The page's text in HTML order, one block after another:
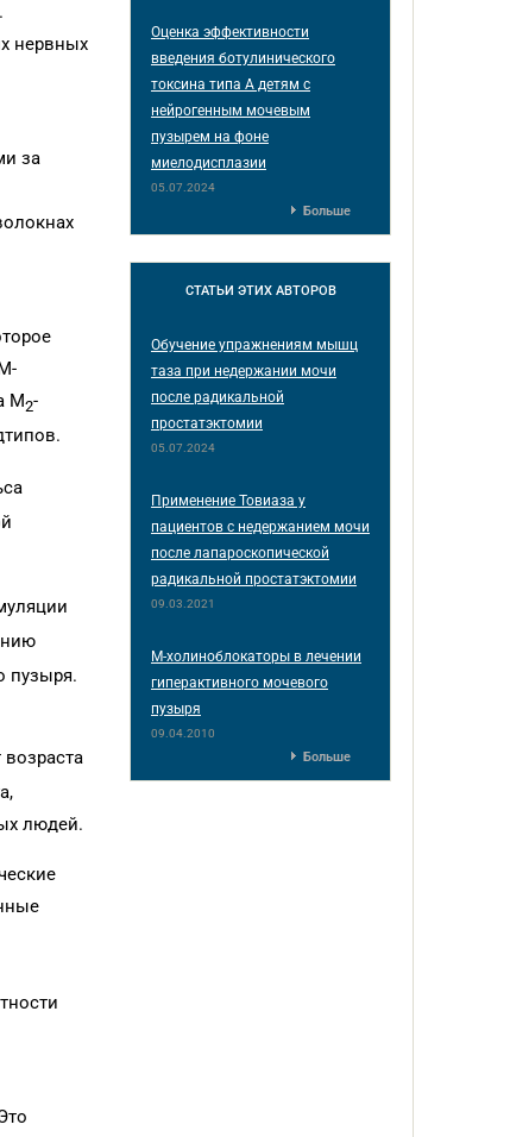
нервных
за
М2-
пузыря.
людей.
Оценка эффективности
введения ботулинического
токсина типа А детям с
нейрогенным мочевым
пузырем на фоне
миелодисплазии
05.07.2024
Больше
СТАТЬИ ЭТИХ АВТОРОВ
Обучение упражнениям мышц
таза при недержании мочи
после радикальной
простатэктомии
05.07.2024
Применение Товиаза у
пациентов с недержанием мочи
после лапароскопической
радикальной простатэктомии
09.03.2021
М-холиноблокаторы в лечении
гиперактивного мочевого
пузыря
09.04.2010
Больше